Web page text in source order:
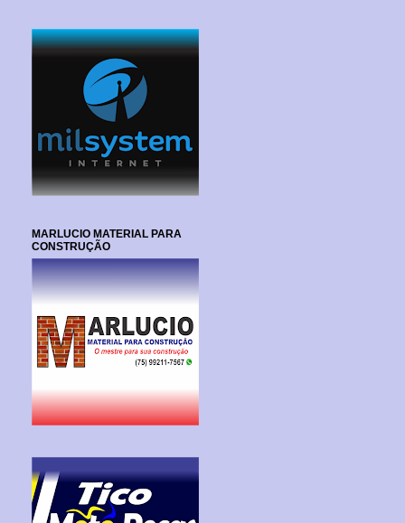
MARLUCIO MATERIAL PARA
CONSTRUÇÃO